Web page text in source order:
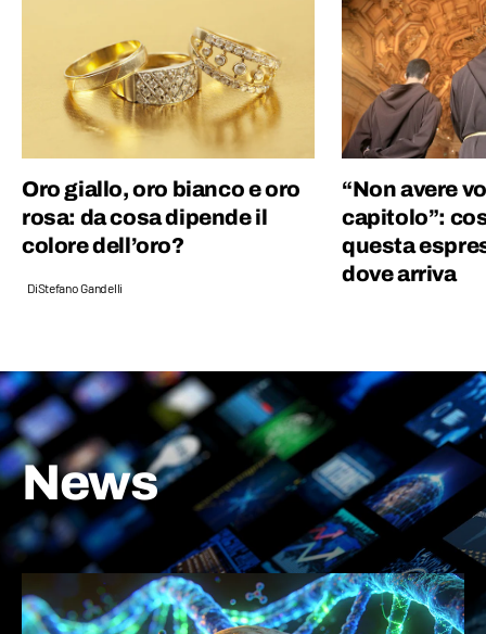
Oro giallo, oro bianco e oro
rosa: da cosa dipende il
colore dell’oro?
DiStefano Gandelli
“Non avere
capitolo”:
questa
dove arriva
News